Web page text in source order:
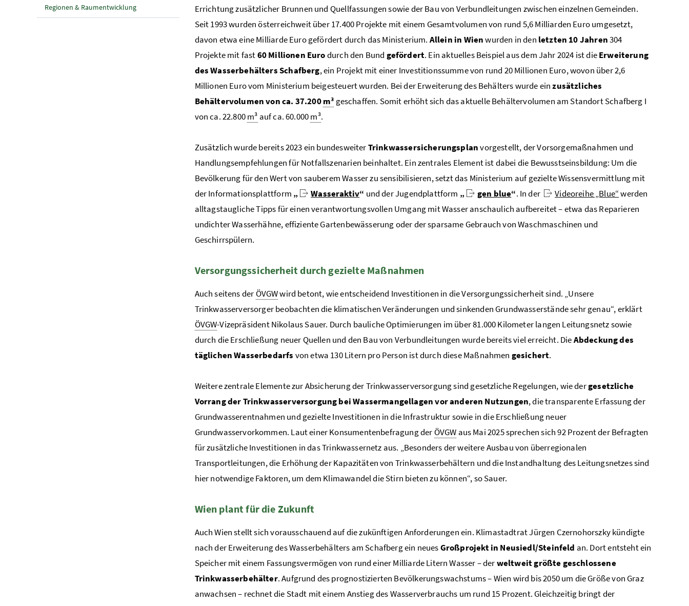
Regionen & Raumentwicklung
Errichtung zusätzlicher Brunnen und Quellfassungen sowie der Bau von Verbundleitungen zwischen einzelnen Gemeinden.
Seit 1993 wurden österreichweit über 17.400 Projekte mit einem Gesamtvolumen von rund 5,6 Milliarden Euro umgesetzt,
davon etwa eine Milliarde Euro gefördert durch das Ministerium. Allein in Wienwurden in den letzten 10 Jahren304
Projekte mit fast60 Millionen Eurodurch den Bund gefördert. Ein aktuelles Beispiel aus dem Jahr 2024 ist dieErweiterung
des Wasserbehälters Schafberg, ein Projekt mit einer Investitionssumme von rund 20 Millionen Euro, wovon über 2,6
Millionen Euro vom Ministerium beigesteuert wurden. Bei der Erweiterung des Behälters wurde einzusätzliches
Behältervolumen von ca. 37.200m³ geschaffen. Somit erhöht sich das aktuelle Behältervolumen am Standort Schafberg I
von ca. 22.800m³ auf ca. 60.000m³.
Zusätzlich wurde bereits 2023 ein bundesweiterTrinkwassersicherungsplanvorgestellt, der Vorsorgemaßnahmen und
Handlungsempfehlungen für Notfallszenarien beinhaltet. Ein zentrales Element ist dabei die Bewusstseinsbildung: Um die
Bevölkerung für den Wert von sauberem Wasser zu sensibilisieren, setzt das Ministerium auf gezielte Wissensvermittlung mit
der Informationsplattform „ Wasseraktiv“ und der Jugendplattform „ gen blue“. In der Videoreihe „Blue“werden
alltagstaugliche Tipps für einen verantwortungsvollen Umgang mit Wasser anschaulich aufbereitet – etwa das Reparieren
undichter Wasserhähne, effiziente Gartenbewässerung oder der sparsame Gebrauch von Waschmaschinen und
Geschirrspülern.
Versorgungssicherheit durch gezielte Maßnahmen
Auch seitens der ÖVGWwird betont, wie entscheidend Investitionen in die Versorgungssicherheit sind. „Unsere
Trinkwasserversorger beobachten die klimatischen Veränderungen und sinkenden Grundwasserstände sehr genau“, erklärt
ÖVGW-Vizepräsident Nikolaus Sauer. Durch bauliche Optimierungen im über 81.000 Kilometer langen Leitungsnetz sowie
durch die Erschließung neuer Quellen und den Bau von Verbundleitungen wurde bereits viel erreicht. DieAbdeckung des
täglichen Wasserbedarfs von etwa 130 Litern pro Person ist durch diese Maßnahmen gesichert.
Weitere zentrale Elemente zur Absicherung der Trinkwasserversorgung sind gesetzliche Regelungen, wie dergesetzliche
Vorrang der Trinkwasserversorgung bei Wassermangellagen vor anderen Nutzungen, die transparente Erfassung der
Grundwasserentnahmen und gezielte Investitionen in die Infrastruktur sowie in die Erschließung neuer
Grundwasservorkommen. Laut einer Konsumentenbefragung der ÖVGW aus Mai 2025 sprechen sich 92 Prozent der Befragten
für zusätzliche Investitionen in das Trinkwassernetz aus. „Besonders der weitere Ausbau von überregionalen
Transportleitungen, die Erhöhung der Kapazitäten von Trinkwasserbehältern und die Instandhaltung des Leitungsnetzes sind
hier notwendige Faktoren, um dem Klimawandel die Stirn bieten zu können“, so Sauer.
Wien plant für die Zukunft
Auch Wien stellt sich vorausschauend auf die zukünftigen Anforderungen ein. Klimastadtrat Jürgen Czernohorszky kündigte
nach der Erweiterung des Wasserbehälters am Schafberg ein neuesGroßprojekt in Neusiedl/Steinfeld an. Dort entsteht ein
Speicher mit einem Fassungsvermögen von rund einer Milliarde Litern Wasser – derweltweit größte geschlossene
Trinkwasserbehälter. Aufgrund des prognostizierten Bevölkerungswachstums – Wien wird bis 2050 um die Größe von Graz
anwachsen – rechnet die Stadt mit einem Anstieg des Wasserverbrauchs um rund 15 Prozent. Gleichzeitig bringt der